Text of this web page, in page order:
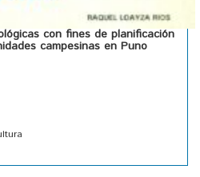
con fines de planificación
campesinas en Puno